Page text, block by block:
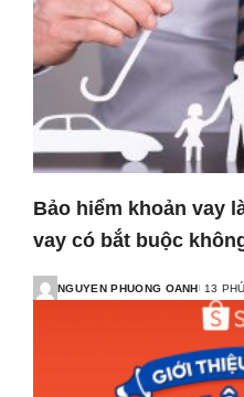
Bảo hiểm khoản vay
vay có bắt buộc
NGUYEN PHUONG OANH 13